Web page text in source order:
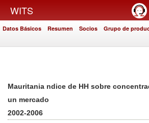
WITS
Datos Básicos Resumen Socios Grupo de
Mauritania ndice de HH sobre
un mercado
2002-2006